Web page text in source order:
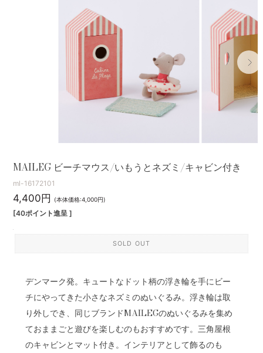
MAILEG ビーチマウス/いもうとネズミ/キャビン付き
ml-16172101
4,400円 (本体価格:4,000円)
[40ポイント進呈 ]
SOLD OUT
デンマーク発。キュートなドット柄の浮き輪を手にビー
チにやってきた小さなネズミのぬいぐるみ。浮き輪は取
り外しでき、同じブランドMAILEGのぬいぐるみを集め
ておままごと遊びを楽しむのもおすすめです。三角屋根
のキャビンとマット付き。インテリアとして飾るのも